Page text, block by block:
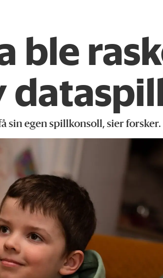
ble
sin egen spillkonsoll, sier forsker.